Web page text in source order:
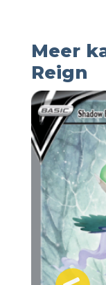
Meer
Reign